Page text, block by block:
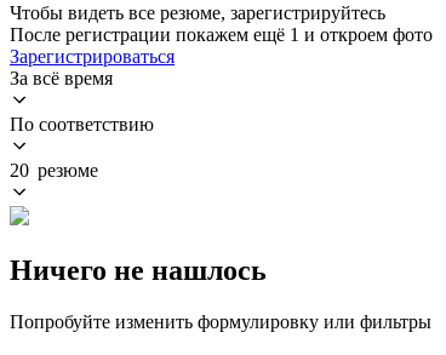
Чтобы видеть все резюме, зарегистрируйтесь
После регистрации покажем ещё 1 и откроем фото
Зарегистрироваться
За всё время
По соответствию
20 резюме
Ничего не нашлось
Попробуйте изменить формулировку или фильтры